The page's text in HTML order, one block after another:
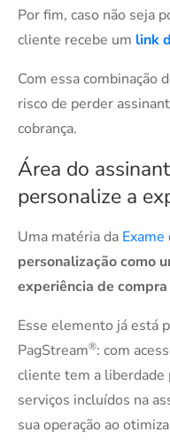
Por fim, caso não seja
cliente recebe um link
Com essa combinação
risco de perder
cobrança.
Área do
personalize a
Uma matéria da Exame
personalização como
experiência de
Esse elemento já está
PagStream®: com
cliente tem a liberdade
serviços incluídos na
sua operação ao